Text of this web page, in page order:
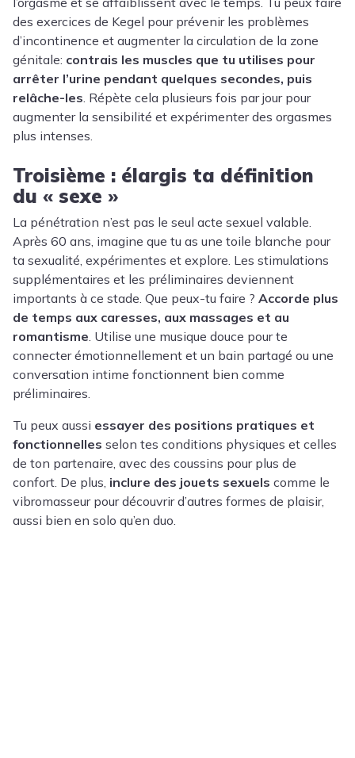
des exercices de Kegel pour prévenir les problèmes
d’incontinence et augmenter la circulation de la zone
génitale: contrais les muscles que tu utilises pour
arrêter l’urine pendant quelques secondes, puis
relâche-les . Répète cela plusieurs fois par jour pour
augmenter la sensibilité et expérimenter des orgasmes
plus intenses.
Troisième : élargis ta définition
du « sexe »
La pénétration n’est pas le seul acte sexuel valable.
Après 60 ans, imagine que tu as une toile blanche pour
ta sexualité, expérimentes et explore. Les stimulations
supplémentaires et les préliminaires deviennent
importants à ce stade. Que peux-tu faire ? Accorde plus
de temps aux caresses, aux massages et au
romantisme . Utilise une musique douce pour te
connecter émotionnellement et un bain partagé ou une
conversation intime fonctionnent bien comme
préliminaires.
Tu peux aussi essayer des positions pratiques et
fonctionnelles selon tes conditions physiques et celles
de ton partenaire, avec des coussins pour plus de
confort. De plus, inclure des jouets sexuels comme le
vibromasseur pour découvrir d’autres formes de plaisir,
aussi bien en solo qu’en duo.